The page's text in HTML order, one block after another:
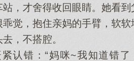
才舍得收回眼睛。她看到
，抱住亲妈的手臂，软软
，不搭腔。
错：“妈咪~我知道错